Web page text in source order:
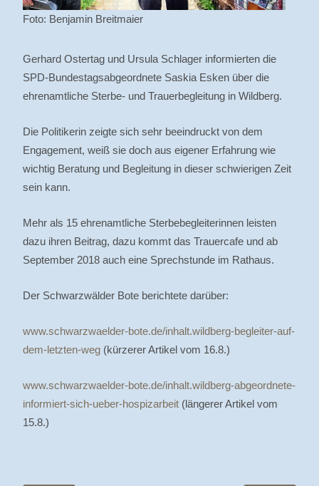
Foto: Benjamin Breitmaier
Gerhard Ostertag und Ursula Schlager informierten die
SPD-Bundestagsabgeordnete Saskia Esken über die
ehrenamtliche Sterbe- und Trauerbegleitung in Wildberg.
Die Politikerin zeigte sich sehr beeindruckt von dem
Engagement, weiß sie doch aus eigener Erfahrung wie
wichtig Beratung und Begleitung in dieser schwierigen Zeit
sein kann.
Mehr als 15 ehrenamtliche Sterbebegleiterinnen leisten
dazu ihren Beitrag, dazu kommt das Trauercafe und ab
September 2018 auch eine Sprechstunde im Rathaus.
Der Schwarzwälder Bote berichtete darüber:
www.schwarzwaelder-bote.de/inhalt.wildberg-begleiter-auf-
dem-letzten-weg (kürzerer Artikel vom 16.8.)
www.schwarzwaelder-bote.de/inhalt.wildberg-abgeordnete-
informiert-sich-ueber-hospizarbeit (längerer Artikel vom
15.8.)